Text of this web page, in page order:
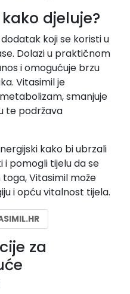
djeluje?
koji se koristi u
Dolazi u praktičnom
i omogućuje brzu
Vitasimil je
smanjuje
te podržava
kako bi ubrzali
pomogli tijelu da se
toga, Vitasimil može
i opću vitalnost tijela.
za